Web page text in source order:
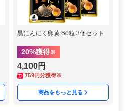
黒にんにく卵黄 60粒 3個セット
20%獲得※
4,100円
759円分獲得※
商品をもっと見る